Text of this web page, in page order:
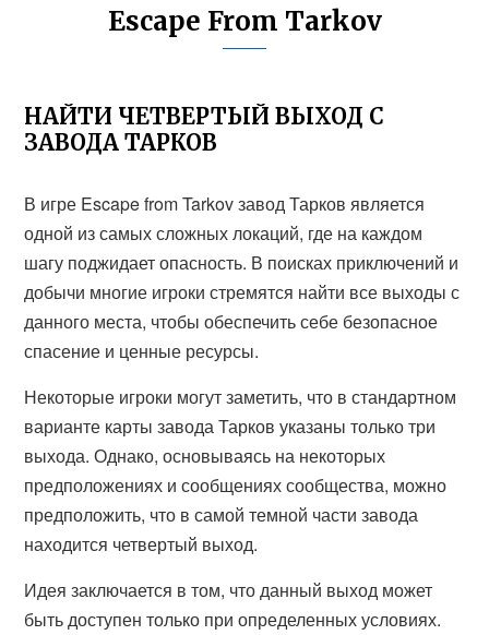
Escape From Tarkov
НАЙТИ ЧЕТВЕРТЫЙ ВЫХОД С
ЗАВОДА ТАРКОВ
В игре Escape from Tarkov завод Тарков является
одной из самых сложных локаций, где на каждом
шагу поджидает опасность. В поисках приключений и
добычи многие игроки стремятся найти все выходы с
данного места, чтобы обеспечить себе безопасное
спасение и ценные ресурсы.
Некоторые игроки могут заметить, что в стандартном
варианте карты завода Тарков указаны только три
выхода. Однако, основываясь на некоторых
предположениях и сообщениях сообщества, можно
предположить, что в самой темной части завода
находится четвертый выход.
Идея заключается в том, что данный выход может
быть доступен только при определенных условиях.